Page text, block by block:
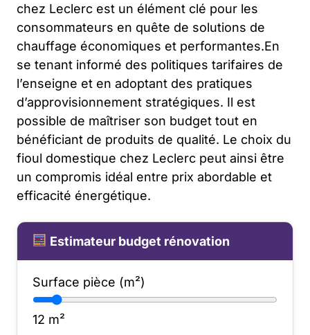
chez Leclerc est un élément clé pour les
consommateurs en quête de solutions de
chauffage économiques et performantes.En
se tenant informé des politiques tarifaires de
l’enseigne et en adoptant des pratiques
d’approvisionnement stratégiques. Il est
possible de maîtriser son budget tout en
bénéficiant de produits de qualité. Le choix du
fioul domestique chez Leclerc peut ainsi être
un compromis idéal entre prix abordable et
efficacité énergétique.
Estimateur budget rénovation
Surface pièce (m²)
12 m²